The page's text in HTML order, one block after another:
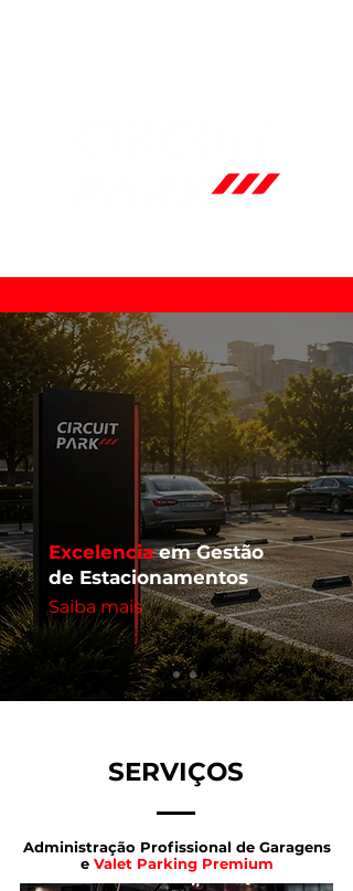
Excelenciaem Gestão
de Estacionamentos
Saiba mais
SERVIÇOS
Administração Profissional de Garagens
e Valet Parking Premium